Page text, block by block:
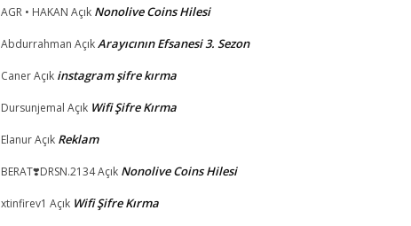
AGR • HAKAN Açık Nonolive Coins Hilesi
Abdurrahman AçıkArayıcının Efsanesi 3. Sezon
CanerAçık instagram şifre kırma
Dursunjemal Açık Wifi Şifre Kırma
ElanurAçık Reklam
BERAT❣️DRSN.2134Açık Nonolive Coins Hilesi
xtinfirev1 Açık Wifi Şifre Kırma